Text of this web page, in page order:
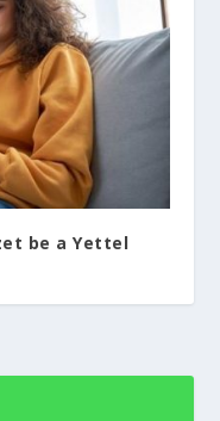
be a Yettel